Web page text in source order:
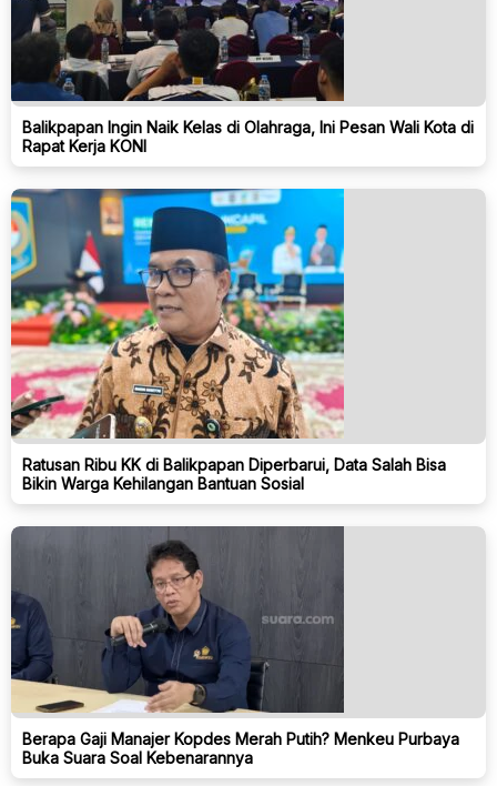
Balikpapan Ingin Naik Kelas di Olahraga, Ini Pesan Wali Kota di
Rapat Kerja KONI
Ratusan Ribu KK di Balikpapan Diperbarui, Data Salah Bisa
Bikin Warga Kehilangan Bantuan Sosial
Berapa Gaji Manajer Kopdes Merah Putih? Menkeu Purbaya
Buka Suara Soal Kebenarannya